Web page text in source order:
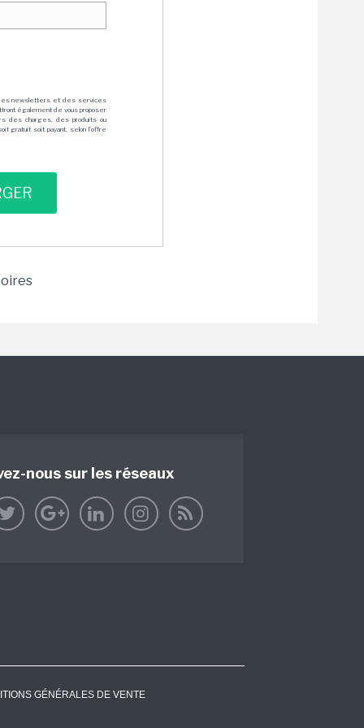
des newsletters et des services
également de vous proposer
des charges, des produits ou
gratuit soit payant, selon l'offre
nous sur les réseaux
GÉNÉRALES DE VENTE